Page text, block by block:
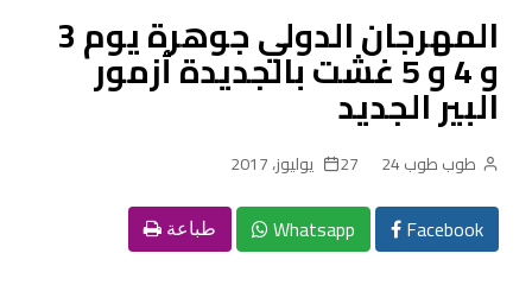
content
المهرجان الدولي جوهرة يوم 3
و 4 و 5 غشت بالجديدة أزمور
البير الجديد
طوب طوب 24 27 يوليوز، 2017
Facebook
Whatsapp طباعة